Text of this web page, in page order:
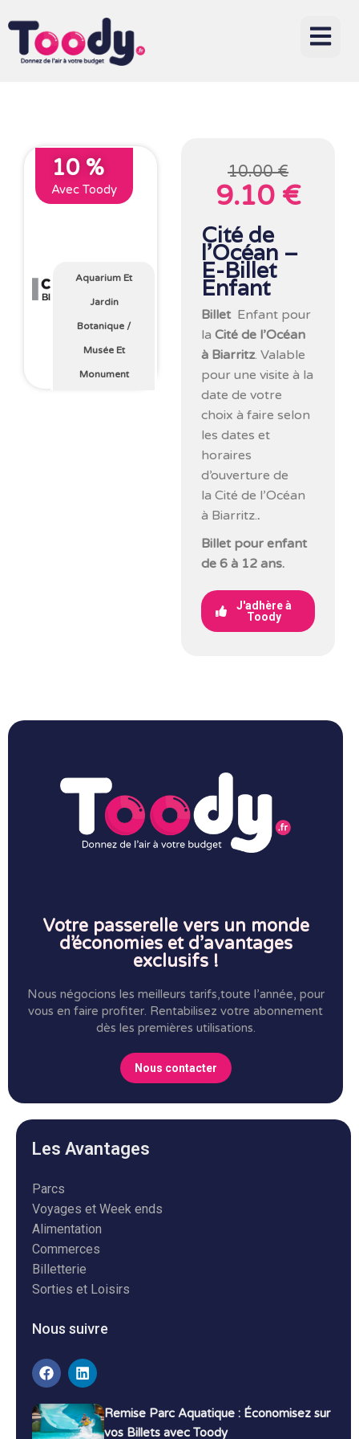
10 %
Avec Toody
Aquarium Et
Jardin
Botanique /
Musée Et
Monument
10.00 €
9.10 €
Cité de
l’Océan –
E-Billet
Enfant
BilletEnfant pour
la Cité de l’Océan
à Biarritz. Valable
pour une visite à la
date de votre
choix à faire selon
les dates et
horaires
d’ouverture de
la Cité de l’Océan
à Biarritz..
Billet pour enfant
de 6 à 12 ans.
J'adhère à
Toody
Votre passerelle vers un monde
d’économies et d’avantages
exclusifs !
Nous négocions les meilleurs tarifs,toute l’année, pour
vous en faire profiter. Rentabilisez votre abonnement
dès les premières utilisations.
Nous contacter
Les Avantages
Parcs
Voyages et Week ends
Alimentation
Commerces
Billetterie
Sorties et Loisirs
Nous suivre
Remise Parc Aquatique : Économisez sur
vos Billets avec Toody